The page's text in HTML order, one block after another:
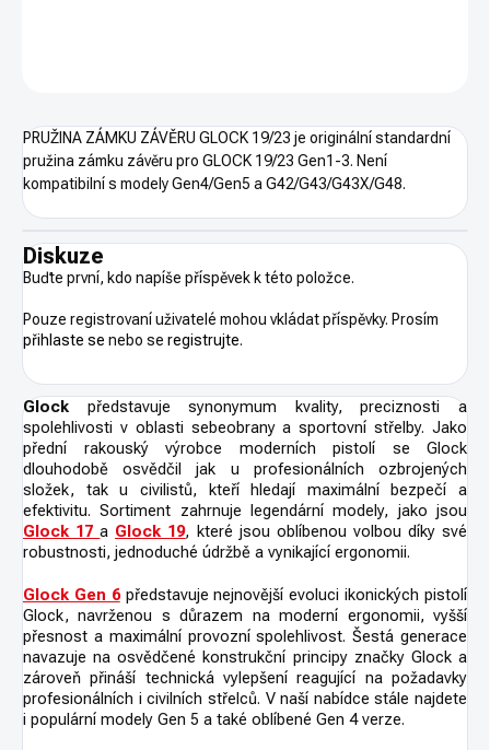
PRUŽINA ZÁMKU ZÁVĚRU GLOCK 19/23 je originální standardní
pružina zámku závěru pro GLOCK 19/23 Gen1-3. Není
kompatibilní s modely Gen4/Gen5 a G42/G43/G43X/G48.
Diskuze
Buďte první, kdo napíše příspěvek k této položce.
Pouze registrovaní uživatelé mohou vkládat příspěvky. Prosím
přihlaste se nebo se registrujte.
Glock představuje synonymum kvality, preciznosti a
spolehlivosti v oblasti sebeobrany a sportovní střelby. Jako
přední rakouský výrobce moderních pistolí se Glock
dlouhodobě osvědčil jak u profesionálních ozbrojených
složek, tak u civilistů, kteří hledají maximální bezpečí a
efektivitu. Sortiment zahrnuje legendární modely, jako jsou
Glock 17 a Glock 19, které jsou oblíbenou volbou díky své
robustnosti, jednoduché údržbě a vynikající ergonomii.
Glock Gen 6představuje nejnovější evoluci ikonických pistolí
Glock, navrženou s důrazem na moderní ergonomii, vyšší
přesnost a maximální provozní spolehlivost. Šestá generace
navazuje na osvědčené konstrukční principy značky Glock a
zároveň přináší technická vylepšení reagující na požadavky
profesionálních i civilních střelců. V naší nabídce stále najdete
i populární modely Gen 5 a také oblíbené Gen 4 verze.